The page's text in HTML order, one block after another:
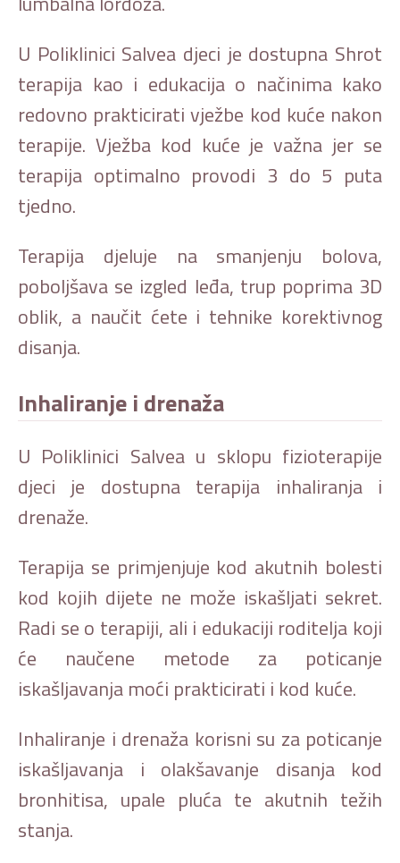
U Poliklinici Salvea djeci je dostupna Shrot
terapija kao i edukacija o načinima kako
redovno prakticirati vježbe kod kuće nakon
terapije. Vježba kod kuće je važna jer se
terapija optimalno provodi 3 do 5 puta
tjedno.
Terapija djeluje na smanjenju bolova,
poboljšava se izgled leđa, trup poprima 3D
oblik, a naučit ćete i tehnike korektivnog
disanja.
Inhaliranje i drenaža
U Poliklinici Salvea u sklopu fizioterapije
djeci je dostupna terapija inhaliranja i
drenaže.
Terapija se primjenjuje kod akutnih bolesti
kod kojih dijete ne može iskašljati sekret.
Radi se o terapiji, ali i edukaciji roditelja koji
će naučene metode za poticanje
iskašljavanja moći prakticirati i kod kuće.
Inhaliranje i drenaža korisni su za poticanje
iskašljavanja i olakšavanje disanja kod
bronhitisa, upale pluća te akutnih težih
stanja.